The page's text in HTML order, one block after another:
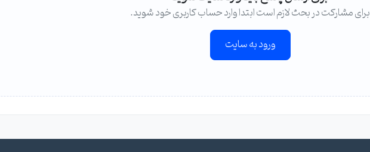
برای مشارکت در بحث لازم است ابتدا وارد حساب کاربری خود شوید.
ورود به سایت